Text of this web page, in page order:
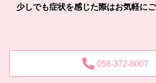
少しでも症状を感じた際はお気軽にご
058-372-8007